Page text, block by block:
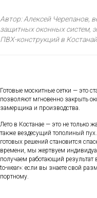
Автор: Алексей Черепанов,
защитных оконных систем,
ПВХ-конструкций в
Готовые москитные сетки — это
позволяют мгновенно закрыть
замерщика и производства.
Лето в Костанае — это не только
также вездесущий тополиный
готовых решений становится
времени, мы жертвуем
получаем работающий результат
to-wear»: если вы знаете свой
портному.